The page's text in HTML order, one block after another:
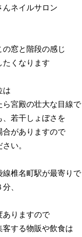
んネイルサロン
の窓と階段の感じ
たくなります
は
ら宮殿の壮大な目線で
、若干しょぼさを
合がありますので
い。
線椎名町駅が最寄りで
、
ありますので
客する物販や飲食は